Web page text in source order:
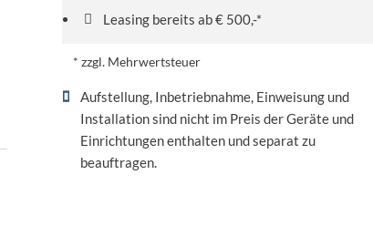
Leasing bereits ab € 500,-*
* zzgl. Mehrwertsteuer
Aufstellung, Inbetriebnahme, Einweisung und
Installation sind nicht im Preis der Geräte und
Einrichtungen enthalten und separat zu
beauftragen.